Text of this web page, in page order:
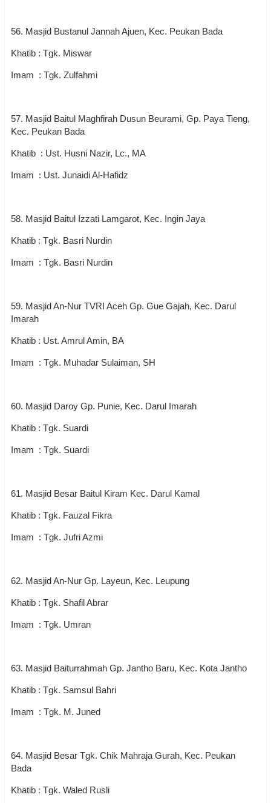
56. Masjid Bustanul Jannah Ajuen, Kec. Peukan Bada
Khatib : Tgk. Miswar
Imam : Tgk. Zulfahmi
57. Masjid Baitul Maghfirah Dusun Beurami, Gp. Paya Tieng,
Kec. Peukan Bada
Khatib : Ust. Husni Nazir, Lc., MA
Imam : Ust. Junaidi Al-Hafidz
58. Masjid Baitul Izzati Lamgarot, Kec. Ingin Jaya
Khatib : Tgk. Basri Nurdin
Imam : Tgk. Basri Nurdin
59. Masjid An-Nur TVRI Aceh Gp. Gue Gajah, Kec. Darul
Imarah
Khatib : Ust. Amrul Amin, BA
Imam : Tgk. Muhadar Sulaiman, SH
60. Masjid Daroy Gp. Punie, Kec. Darul Imarah
Khatib : Tgk. Suardi
Imam : Tgk. Suardi
61. Masjid Besar Baitul Kiram Kec. Darul Kamal
Khatib : Tgk. Fauzal Fikra
Imam : Tgk. Jufri Azmi
62. Masjid An-Nur Gp. Layeun, Kec. Leupung
Khatib : Tgk. Shafil Abrar
Imam : Tgk. Umran
63. Masjid Baiturrahmah Gp. Jantho Baru, Kec. Kota Jantho
Khatib : Tgk. Samsul Bahri
Imam : Tgk. M. Juned
64. Masjid Besar Tgk. Chik Mahraja Gurah, Kec. Peukan
Bada
Khatib : Tgk. Waled Rusli